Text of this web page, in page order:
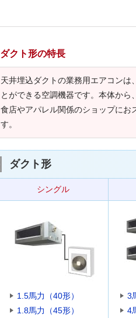
ダクト形の特長
天井埋込ダクトの業務用エアコン
とができる空調機器です。本体か
食店やアパレル関係のショップにお
す。
ダクト形
シングル
1.5馬力（40形）
1.8馬力（45形）
3
4